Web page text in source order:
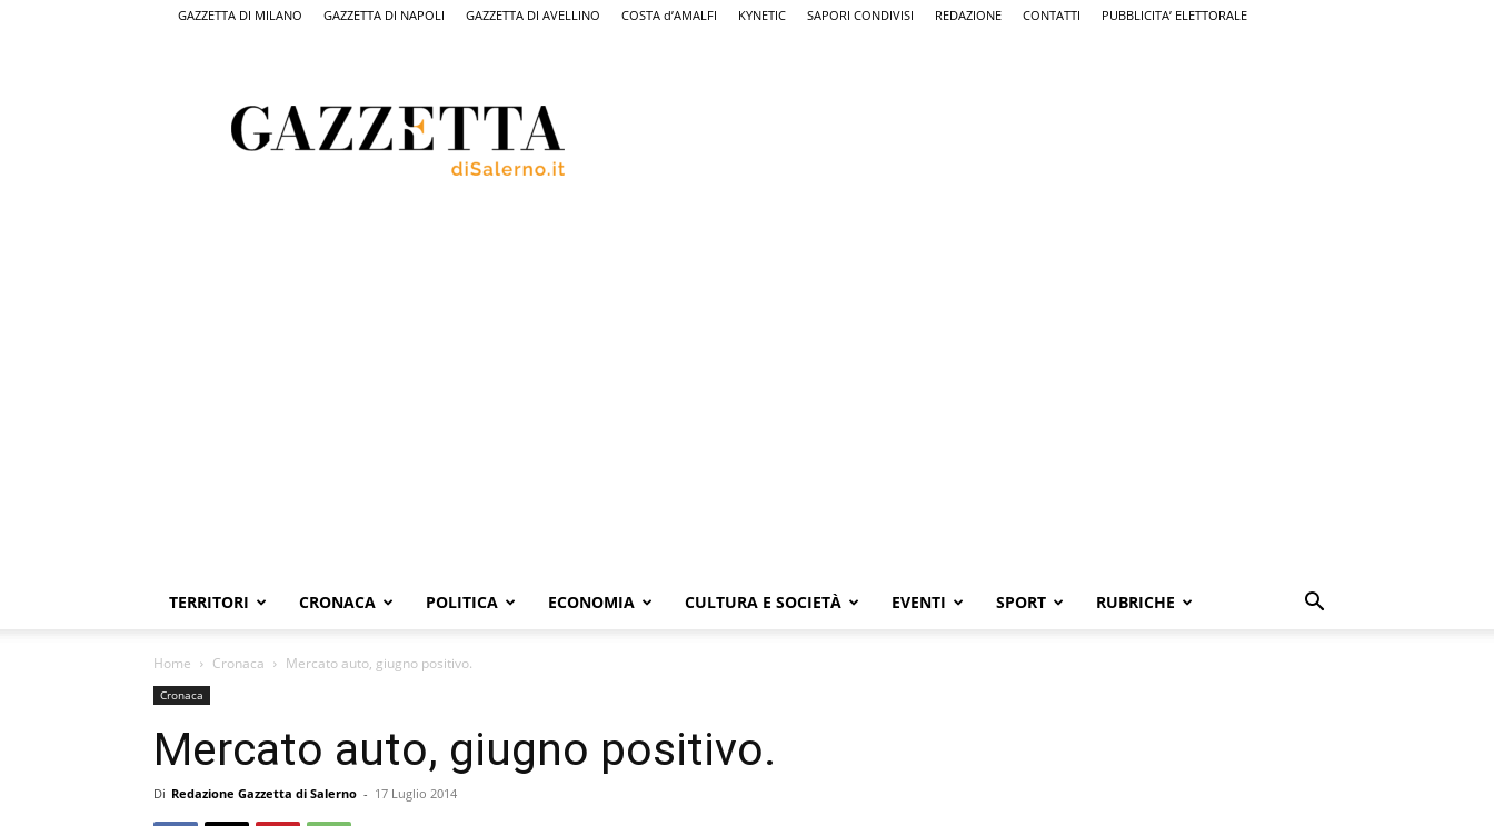
GAZZETTA DI MILANO GAZZETTA DI NAPOLI GAZZETTA DI AVELLINO COSTA d’AMALFI KYNETIC SAPORI CONDIVISI REDAZIONE CONTATTI PUBBLICITA’ ELETTORALE
Salerno,
il
quotidiano
TERRITORI CRONACA POLITICA ECONOMIA CULTURA E SOCIETÀ EVENTI SPORT RUBRICHE
Home Cronaca Mercato auto, giugno positivo.
Cronaca
Mercato auto, giugno positivo.
Di Redazione Gazzetta di Salerno - 17 Luglio 2014